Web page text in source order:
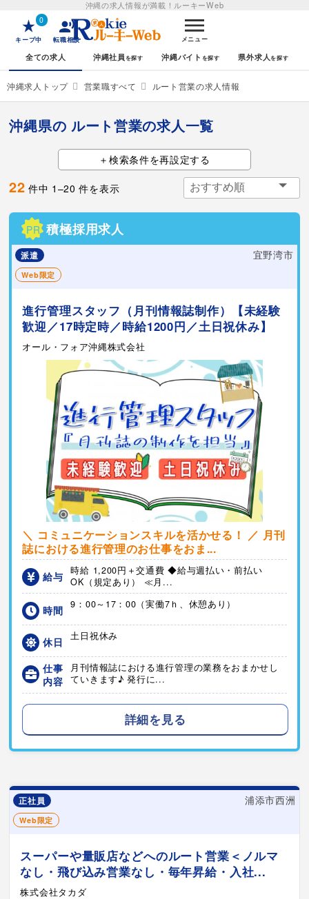
沖縄の求人情報が満載！ ルーキーWeb
0
キープ中 転職相談 メニュー
全ての求人 沖縄社員 沖縄バイト 県外求人
沖縄求人トップ 営業職すべて ルート営業の求人情報
沖縄県の ルート営業の求人一覧
検索条件を再設定する
22 件中 1 –20 件を表示
PR 積極採用求人
派遣 宜野湾市
Web限定
進行管理スタッフ（月刊情報誌制作）【未経験
歓迎／17時定時／時給1200円／土日祝休み】
オール・フォア沖縄株式会社
＼ コミュニケーションスキルを活かせる！ ／ 月刊
誌における進行管理のお仕事をおま...
給与
時給 1,200円＋交通費 ◆給与週払い・前払い
OK（規定あり） ≪月...
時間 9：00～17：00（実働7ｈ、休憩あり）
休日 土日祝休み
仕事
内容
月刊情報誌における進行管理の業務をおまかせし
ていきます♪ 発行に...
詳細を見る
正社員 浦添市西洲
Web限定
スーパーや量販店などへのルート営業＜ノルマ
なし・飛び込み営業なし・毎年昇給・入社...
株式会社タカダ